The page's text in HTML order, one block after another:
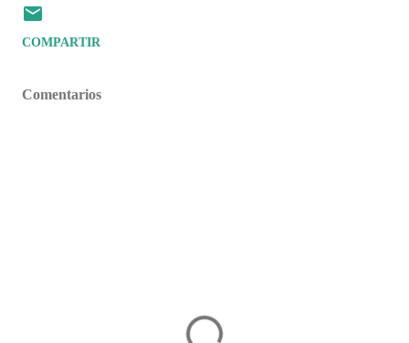
COMPARTIR
Comentarios